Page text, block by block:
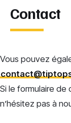
Contact
Vous pouvez
Si le formulaire
n’hésitez pas à